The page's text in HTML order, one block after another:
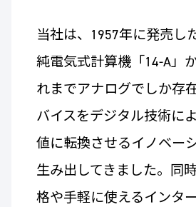
当社は、1957年に発売し
純電気式計算機「14-A」
れまでアナログでしか存
バイスをデジタル技術に
値に転換させるイノベー
生み出してきました。同
格や手軽に使えるインタ